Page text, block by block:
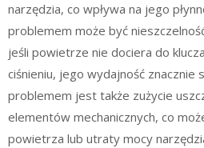
narzędzia, co wpływa na jego
problemem może być
jeśli powietrze nie dociera do
ciśnieniu, jego wydajność znacznie
problemem jest także zużycie
elementów mechanicznych, co
powietrza lub utraty mocy